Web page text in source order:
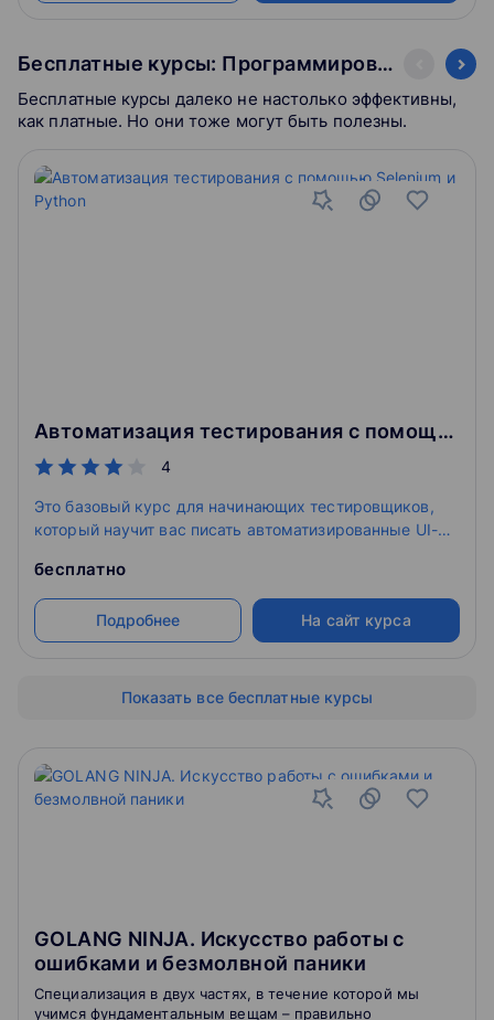
Бесплатные курсы: Программирование
Бесплатные курсы далеко не настолько эффективны,
как платные. Но они тоже могут быть полезны.
Автоматизация тестирования с помощью Selenium и Python
4
Это базовый курс для начинающих тестировщиков,
который научит вас писать автоматизированные UI-
библиотеки Selenium. А еще мы рассмотрим
популярные фреймворки и хорошие практики
написания автотестов.
бесплатно
Подробнее На сайт курса
Показать все бесплатные курсы
GOLANG NINJA. Искусство работы с
ошибками и безмолвной паники
Специализация в двух частях, в течение которой мы
учимся фундаментальным вещам – правильно